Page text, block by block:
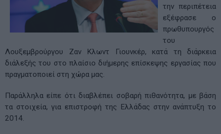
την περιπέτεια
εξέφρασε ο
πρωθυπουργός
του
Λουξεμβρούργου Ζαν Κλωντ Γιουνκέρ, κατά τη διάρκεια
διάλεξής του στο πλαίσιο διήμερης επίσκεψης εργασίας που
πραγματοποιεί στη χώρα μας.
Παράλληλα είπε ότι διαβλέπει σοβαρή πιθανότητα, με βάση
τα στοιχεία, για επιστροφή της Ελλάδας στην ανάπτυξη το
2014.